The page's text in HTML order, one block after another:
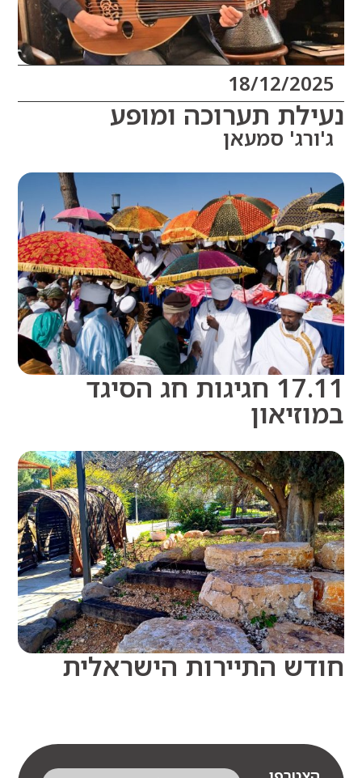
18/12/
תערוכה ומופע
סמעאן
17.11 חגיגות חג הסיגד
התיירות הישראלית